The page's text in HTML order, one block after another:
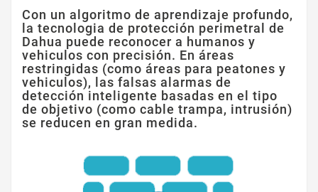
Con un algoritmo de aprendizaje profundo,
la tecnologia de protección perimetral de
Dahua puede reconocer a humanos y
vehiculos con precisión. En áreas
restringidas (como áreas para peatones y
vehiculos), las falsas alarmas de
detección inteligente basadas en el tipo
de objetivo (como cable trampa, intrusión)
se reducen en gran medida.